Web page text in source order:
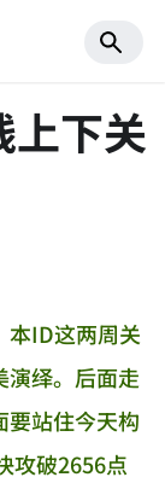
下关
本ID这两周关
演绎。后面走
要站住今天构
攻破2656点